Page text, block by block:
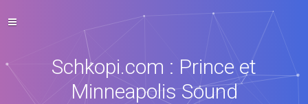
Schkopi.com : Prince et
Minneapolis Sound